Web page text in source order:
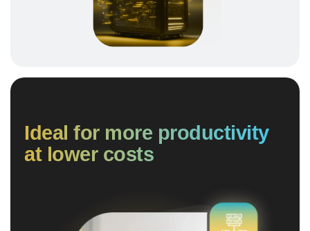
Ideal for more productivity
at lower costs